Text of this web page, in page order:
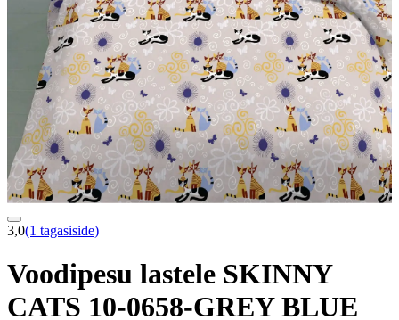
3,0(1 tagasiside)
Voodipesu lastele SKINNY
CATS 10-0658-GREY BLUE